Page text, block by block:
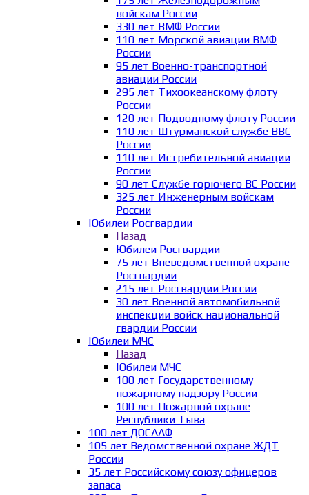
войскам России
330 лет ВМФ России
110 лет Морской авиации ВМФ
России
95 лет Военно-транспортной
авиации России
295 лет Тихоокеанскому флоту
России
120 лет Подводному флоту России
110 лет Штурманской службе ВВС
России
110 лет Истребительной авиации
России
90 лет Службе горючего ВС России
325 лет Инженерным войскам
России
Юбилеи Росгвардии
Назад
Юбилеи Росгвардии
75 лет Вневедомственной охране
Росгвардии
215 лет Росгвардии России
30 лет Военной автомобильной
инспекции войск национальной
гвардии России
Юбилеи МЧС
Назад
Юбилеи МЧС
100 лет Государственному
пожарному надзору России
100 лет Пожарной охране
Республики Тыва
100 лет ДОСААФ
105 лет Ведомственной охране ЖДТ
России
35 лет Российскому союзу офицеров
запаса